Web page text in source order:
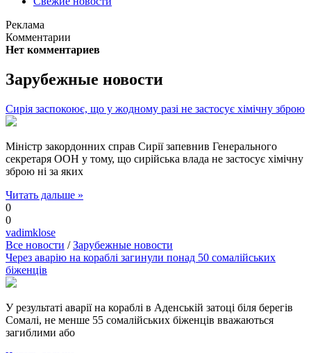
Реклама
Комментарии
Нет комментариев
Зарубежные новости
Сирія заспокоює, що у жодному разі не застосує хімічну зброю
Міністр закордонних справ Сирії запевнив Генерального
секретаря ООН у тому, що сирійська влада не застосує хімічну
зброю ні за яких
Читать дальше »
0
0
vadimklose
Все новости /Зарубежные новости
Через аварію на кораблі загинули понад 50 сомалійських
біженців
У результаті аварії на кораблі в Аденській затоці біля берегів
Сомалі, не менше 55 сомалійських біженців вважаються
загиблими або